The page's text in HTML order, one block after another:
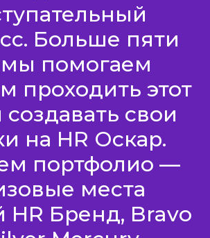
Больше пяти
мы помогаем
проходить этот
создавать свои
на HR Оскар.
портфолио —
места
HR Бренд, Bravo